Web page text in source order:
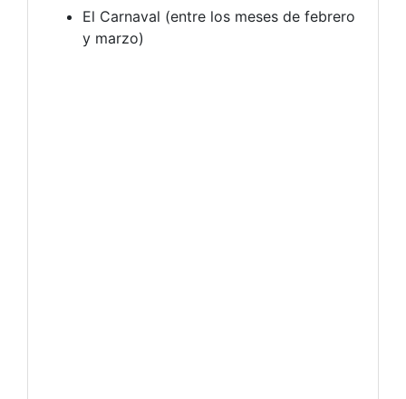
El Carnaval (entre los meses de febrero
y marzo)